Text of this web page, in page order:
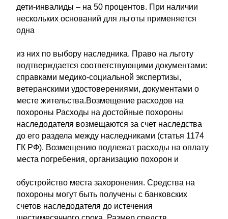
дети-инвалиды – на 50 процентов. При наличии
нескольких оснований для льготы применяется
одна
из них по выбору наследника. Право на льготу
подтверждается соответствующими документами:
справками медико-социальной экспертизы,
ветеранскими удостоверениями, документами о
месте жительства.Возмещение расходов на
похороны Расходы на достойные похороны
наследодателя возмещаются за счет наследства
до его раздела между наследниками (статья 1174
ГК РФ). Возмещению подлежат расходы на оплату
места погребения, организацию похорон и
обустройство места захоронения. Средства на
похороны могут быть получены с банковских
счетов наследодателя до истечения